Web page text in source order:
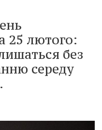
25 лютого:
без
середу